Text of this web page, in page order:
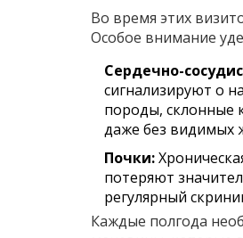
Во время этих
Особое внимание
Сердечно-
сигнализируют о
породы, склонные
даже без видимых
Почки:
потеряют
регулярный
Каждые полгода